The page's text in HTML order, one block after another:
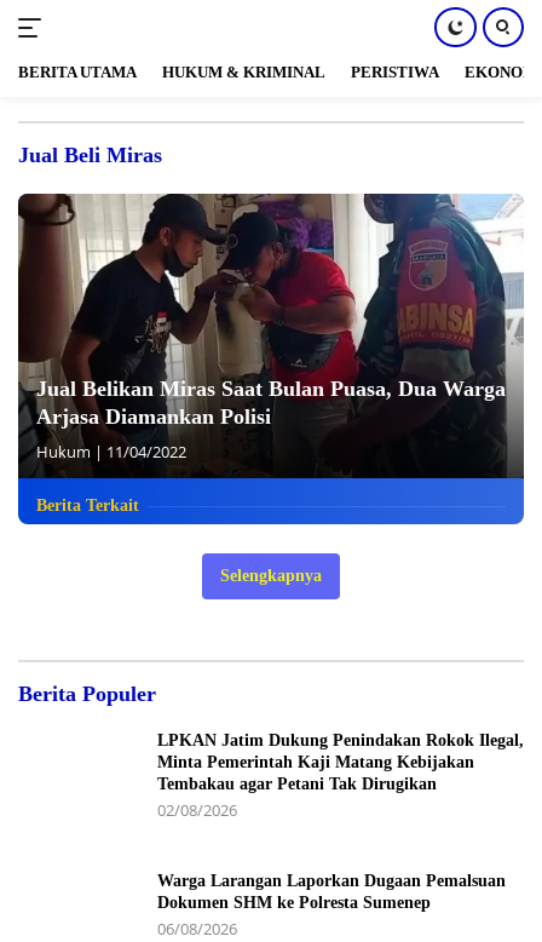
konten
BERITA UTAMA HUKUM & KRIMINAL PERISTIWA EKONOMI
Jual Beli Miras
Jual Belikan Miras Saat Bulan Puasa, Dua Warga
Arjasa Diamankan Polisi
Hukum | 11/04/2022
Berita Terkait
Selengkapnya
Berita Populer
LPKAN Jatim Dukung Penindakan Rokok Ilegal,
Minta Pemerintah Kaji Matang Kebijakan
Tembakau agar Petani Tak Dirugikan
02/08/2026
Warga Larangan Laporkan Dugaan Pemalsuan
Dokumen SHM ke Polresta Sumenep
06/08/2026